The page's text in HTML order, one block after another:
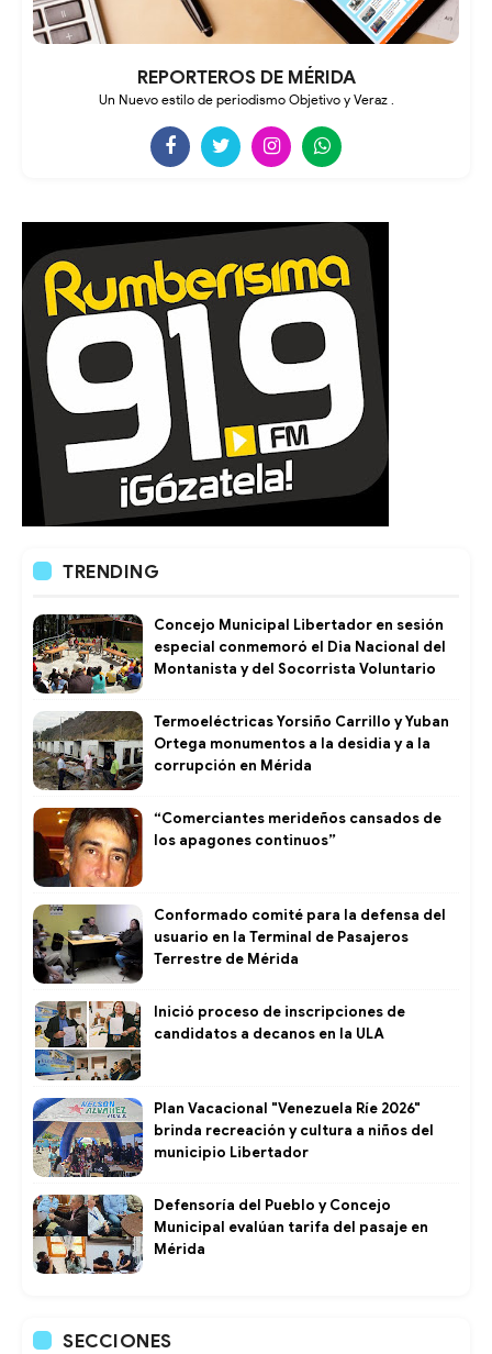
REPORTEROS DE MÉRIDA
Un Nuevo estilo de periodismo Objetivo y Veraz .
TRENDING
Concejo Municipal Libertador en sesión
especial conmemoró el Dia Nacional del
Montanista y del Socorrista Voluntario
Termoeléctricas Yorsiño Carrillo y Yuban
Ortega monumentos a la desidia y a la
corrupción en Mérida
“Comerciantes merideños cansados de
los apagones continuos”
Conformado comité para la defensa del
usuario en la Terminal de Pasajeros
Terrestre de Mérida
Inició proceso de inscripciones de
candidatos a decanos en la ULA
Plan Vacacional "Venezuela Ríe 2026"
brinda recreación y cultura a niños del
municipio Libertador
Defensoría del Pueblo y Concejo
Municipal evalúan tarifa del pasaje en
Mérida
SECCIONES